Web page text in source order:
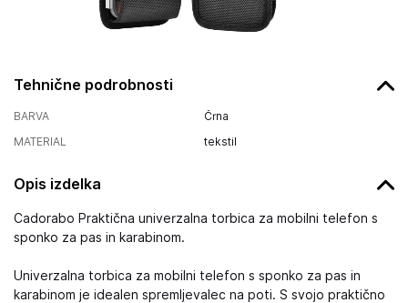
Tehnične podrobnosti
BARVA
Črna
MATERIAL
tekstil
Opis izdelka
Cadorabo Praktična univerzalna torbica za mobilni telefon s
sponko za pas in karabinom.
Univerzalna torbica za mobilni telefon s sponko za pas in
karabinom je idealen spremljevalec na poti. S svojo praktično